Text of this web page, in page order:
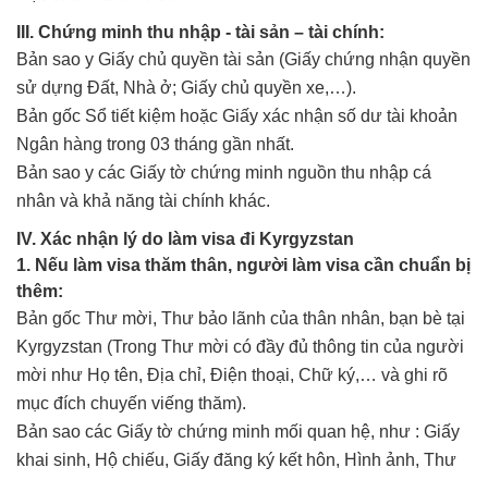
III. Chứng minh thu nhập - tài sản – tài chính:
Bản sao y Giấy chủ quyền tài sản (Giấy chứng nhận quyền
sử dựng Đất, Nhà ở; Giấy chủ quyền xe,…).
Bản gốc Sổ tiết kiệm hoặc Giấy xác nhận số dư tài khoản
Ngân hàng trong 03 tháng gần nhất.
Bản sao y các Giấy tờ chứng minh nguồn thu nhập cá
nhân và khả năng tài chính khác.
IV. Xác nhận lý do làm visa đi Kyrgyzstan
1. Nếu làm visa thăm thân, người làm visa cần chuẩn bị
thêm:
Bản gốc Thư mời, Thư bảo lãnh của thân nhân, bạn bè tại
Kyrgyzstan (Trong Thư mời có đầy đủ thông tin của người
mời như Họ tên, Địa chỉ, Điện thoại, Chữ ký,… và ghi rõ
mục đích chuyến viếng thăm).
Bản sao các Giấy tờ chứng minh mối quan hệ, như : Giấy
khai sinh, Hộ chiếu, Giấy đăng ký kết hôn, Hình ảnh, Thư